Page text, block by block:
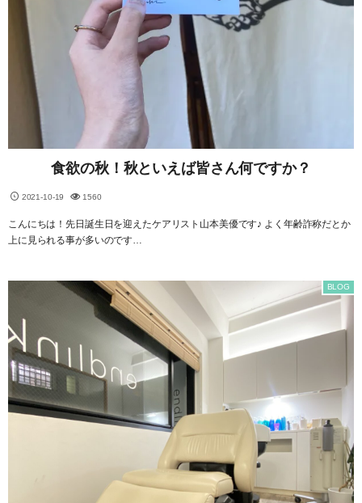
食欲の秋！秋といえば皆さん何ですか？
2021-10-19 1560
こんにちは！先日誕生日を迎えたケアリスト山本美優です♪ よく年齢詐称だとか
上に見られる事が多いのです…
BLOG